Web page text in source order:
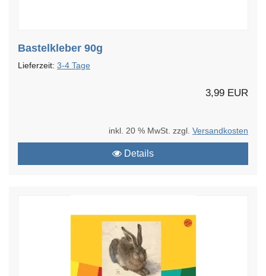
Bastelkleber 90g
Lieferzeit: 3-4 Tage
3,99 EUR
inkl. 20 % MwSt. zzgl. Versandkosten
Details